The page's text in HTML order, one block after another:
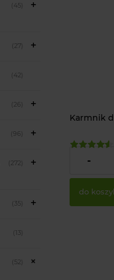
(45)
(27)
(42)
(26)
(96)
(272)
(35)
(13)
(52)
Karmnik
10,00 zł
-
do